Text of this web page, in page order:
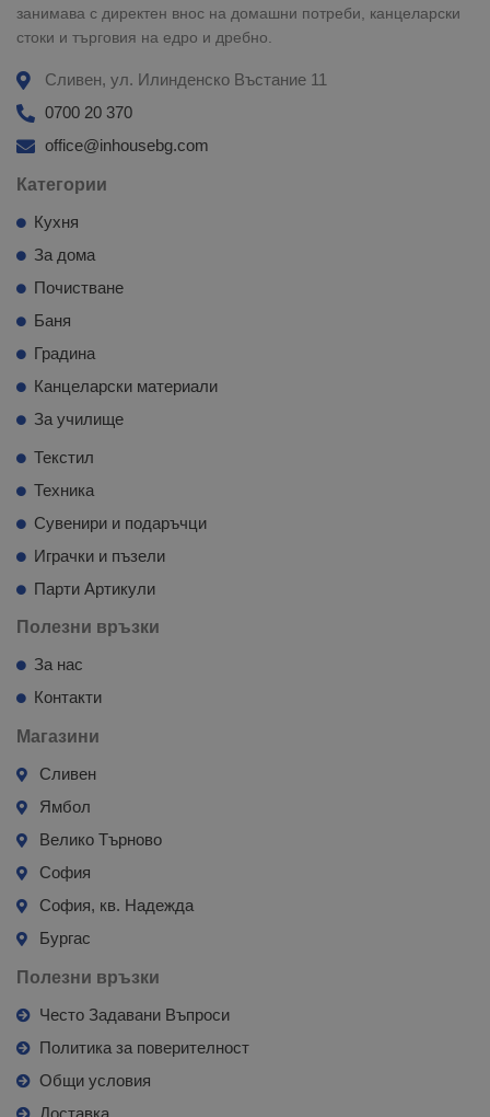
занимава с директен внос на домашни потреби, канцеларски
стоки и търговия на едро и дребно.
Сливен, ул. Илинденско Въстание 11
0700 20 370
office@inhousebg.com
Категории
Кухня
За дома
Почистване
Баня
Градина
Канцеларски материали
За училище
Текстил
Техника
Сувенири и подаръчци
Играчки и пъзели
Парти Артикули
Полезни връзки
За нас
Контакти
Магазини
Сливен
Ямбол
Велико Търново
София
София, кв. Надежда
Бургас
Полезни връзки
Често Задавани Въпроси
Политика за поверителност
Общи условия